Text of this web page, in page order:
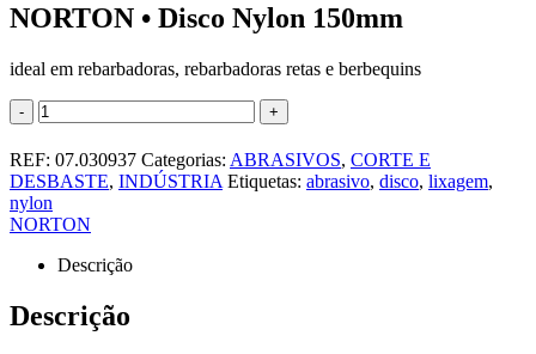
NORTON • Disco Nylon 150mm
ideal em rebarbadoras, rebarbadoras retas e berbequins
- +
REF: 07.030937 Categorias: ABRASIVOS, CORTE E
DESBASTE, INDÚSTRIA Etiquetas: abrasivo, disco, lixagem,
nylon
NORTON
Descrição
Descrição